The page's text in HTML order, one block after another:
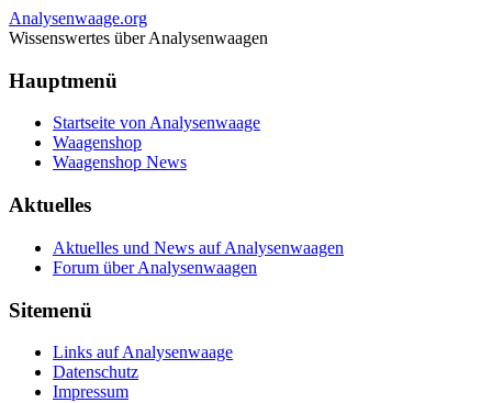
Analysenwaage.org
Wissenswertes über Analysenwaagen
Hauptmenü
Startseite von Analysenwaage
Waagenshop
Waagenshop News
Aktuelles
Aktuelles und News auf Analysenwaagen
Forum über Analysenwaagen
Sitemenü
Links auf Analysenwaage
Datenschutz
Impressum